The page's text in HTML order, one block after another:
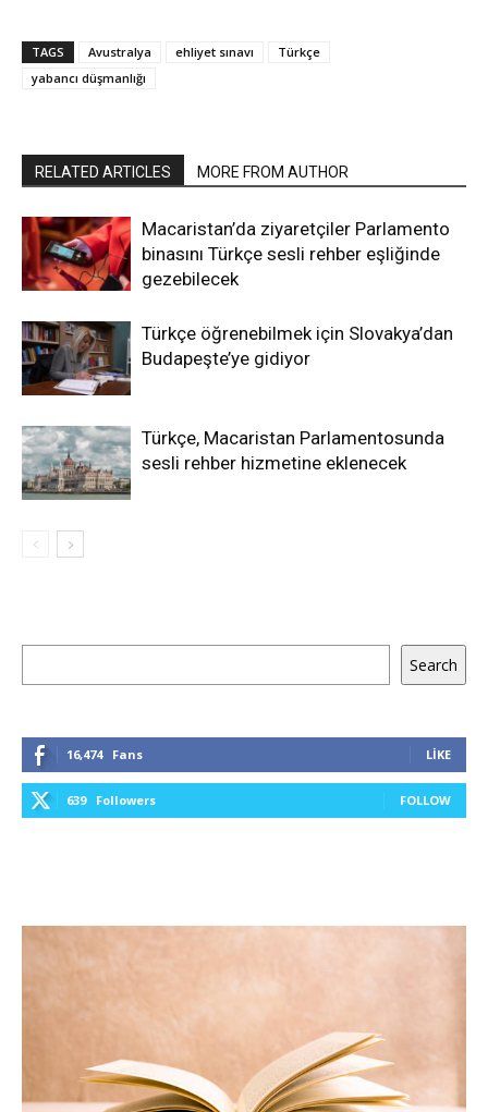
TAGS Avustralya ehliyet sınavı
Türkçe
yabancı düşmanlığı
RELATED ARTICLES MORE FROM AUTHOR
Macaristan’da ziyaretçiler Parlamento
binasını Türkçe sesli rehber eşliğinde
gezebilecek
Türkçe öğrenebilmek için Slovakya’dan
Budapeşte’ye gidiyor
Türkçe, Macaristan Parlamentosunda
sesli rehber hizmetine eklenecek
Search
16,474 Fans LIKE
639 Followers FOLLOW